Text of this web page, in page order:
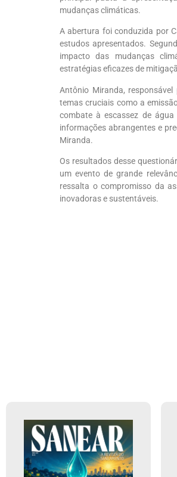
mudanças climáticas.
A abertura foi conduzida por
estudos apresentados.
impacto das mudanças
estratégias eficazes de
Antônio Miranda,
temas cruciais como a
combate à escassez de
informações abrangentes e
Miranda.
Os resultados desse
um evento de grande
ressalta o compromisso da
inovadoras e sustentáveis.